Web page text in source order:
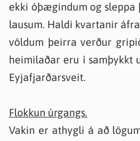
ekki óþægindum og
lausum. Haldi kvartanir
völdum þeirra verður
heimilaðar eru í samþykkt
Eyjafjarðarsveit.
Flokkun úrgangs.
Vakin er athygli á að